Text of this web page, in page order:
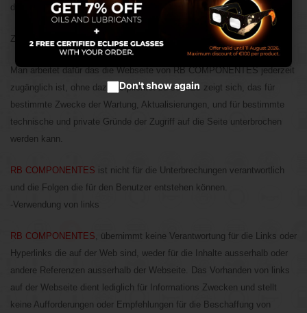
die die Benutzer in der Web vornehmen können.
Zugang der Web
Man arbeitet dafür das die Webseite von RB COMPONENTES jederzeit
zugänglich ist, ohne dazu verplichtet zu sein.Es zeigt sich, das für
bestimmte Zwecke der Wartung, Aktualisierungen, und für bestimmte
technische und private Gründe der Zugriff auf die Seite unterbrochen
werden kann.
RB COMPONENTES ist nicht für die Unterbrechungen verantwortlich
und die Folgen die für den Benutzer entstehen können.
-Verwendung von links
RB COMPONENTES , übernimmt keine Verantwortung für die Links oder
Hyperlinks die auf der Web sind, weder für die Inhalte ausserhalb oder
andere Referenzen ausserhalb der Webseite. Das Vorhanden von links
auf der Webseite dient lediglich für Informations Zwecken und stellt
keine Aufforderungen oder Empfehlungen für die Beschaffung von
Cookies akzeptieren
Don't show again